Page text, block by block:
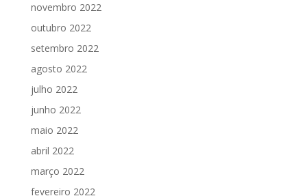
novembro 2022
outubro 2022
setembro 2022
agosto 2022
julho 2022
junho 2022
maio 2022
abril 2022
março 2022
fevereiro 2022